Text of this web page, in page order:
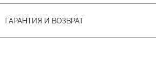
ГАРАНТИЯ И ВОЗВРАТ